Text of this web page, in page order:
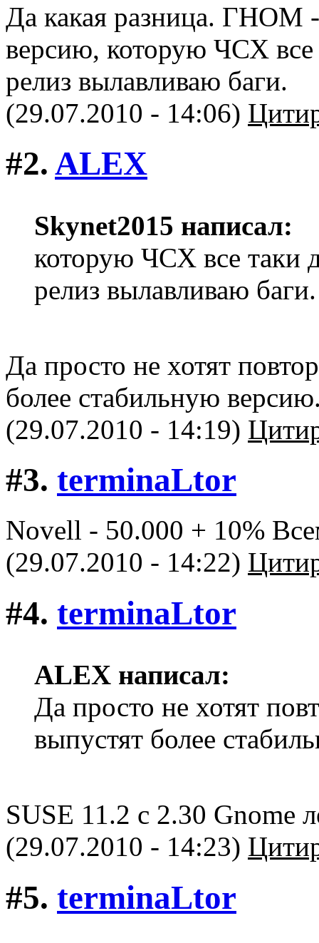
Да какая разница. ГНОМ
версию, которую ЧСХ все
релиз вылавливаю баги.
(29.07.2010 - 14:06)
#2. ALEX
Skynet2015 написал:
которую ЧСХ все таки
релиз вылавливаю баги.
Да просто не хотят
более стабильную
(29.07.2010 - 14:19)
#3. terminaLtor
Novell - 50.000 + 10%
(29.07.2010 - 14:22)
#4. terminaLtor
ALEX написал:
Да просто не хотят
выпустят более
SUSE 11.2 с 2.30 Gnome
(29.07.2010 - 14:23)
#5. terminaLtor